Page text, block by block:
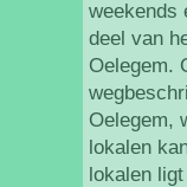
weekends
deel van
Oelegem.
Oelegem,
lokalen
lokalen